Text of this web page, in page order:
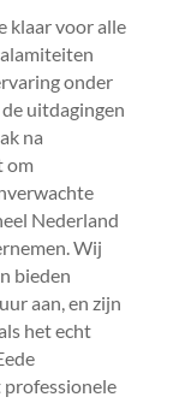
klaar voor alle
onder
uitdagingen
na
om
Nederland
Wij
bieden
aan, en zijn
het echt
professionele